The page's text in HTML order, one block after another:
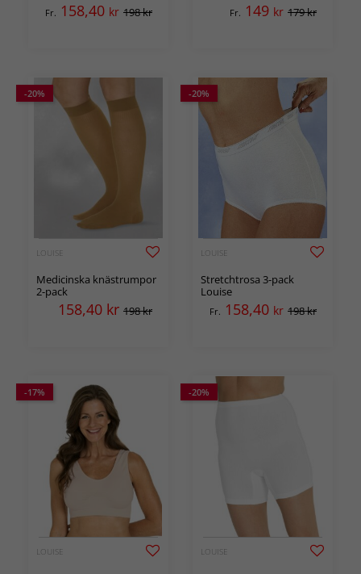
Fr. 158,40 kr 198 kr Fr. 149 kr 179 kr
-20%
LOUISE
Medicinska knästrumpor
2-pack
158,40 kr 198 kr
-20%
LOUISE
Stretchtrosa 3-pack
Louise
Fr. 158,40 kr 198 kr
-17%
LOUISE
-20%
LOUISE